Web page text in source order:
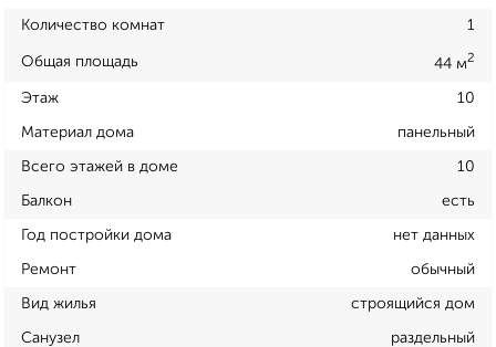
Количество комнат 1
Общая площадь 44 м2
Этаж 10
Материал дома панельный
Всего этажей в доме 10
Балкон есть
Год постройки дома нет данных
Ремонт обычный
Вид жилья строящийся дом
Санузел раздельный